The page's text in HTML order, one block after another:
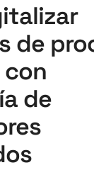
de
con
de